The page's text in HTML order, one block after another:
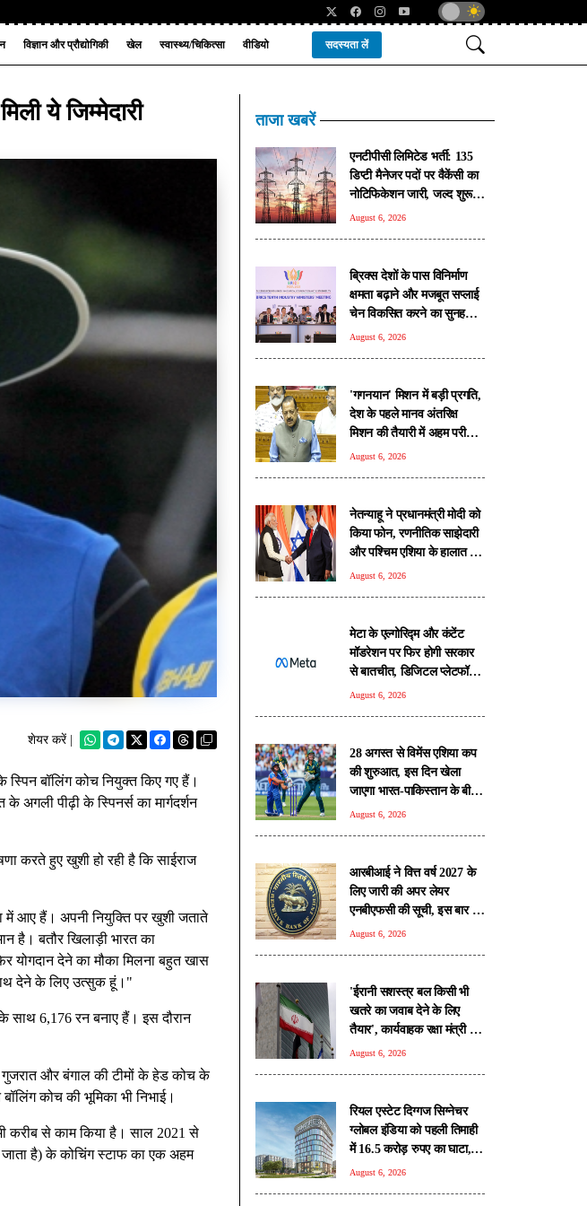
विज्ञान और प्रौद्योगिकी खेल स्वास्थ्य/चिकित्सा वीडियो सदस्यता लें
ये जिम्मेदारी
शेयर करें |
बॉलिंग कोच नियुक्त किए गए हैं।
अगली पीढ़ी के स्पिनर्स का मार्गदर्शन
करते हुए खुशी हो रही है कि साईराज
में आए हैं। अपनी नियुक्ति पर खुशी जताते
है। बतौर खिलाड़ी भारत का
योगदान देने का मौका मिलना बहुत खास
देने के लिए उत्सुक हूं।"
6,176 रन बनाए हैं। इस दौरान
गुजरात और बंगाल की टीमों के हेड कोच के
कोच की भूमिका भी निभाई।
करीब से काम किया है। साल 2021 से
है) के कोचिंग स्टाफ का एक अहम
ताजा खबरें
एनटीपीसी लिमिटेड भर्ती: 135
डिप्टी मैनेजर पदों पर वैकेंसी का
नोटिफिकेशन जारी, जल्द शुरू
होगी आवेदन प्रक्रिया
August 6, 2026
ब्रिक्स देशों के पास विनिर्माण
क्षमता बढ़ाने और मजबूत सप्लाई
चेन विकसित करने का सुनहरा
अवसर: पीयूष गोयल
August 6, 2026
'गगनयान' मिशन में बड़ी प्रगति,
देश के पहले मानव अंतरिक्ष
मिशन की तैयारी में अहम परीक्षण
पूरे: डॉ. जितेंद्र सिंह
August 6, 2026
नेतन्याहू ने प्रधानमंत्री मोदी को
क‍िया फोन, रणनीतिक साझेदारी
और पश्चिम एशिया के हालात पर
हुई चर्चा
August 6, 2026
मेटा के एल्गोरिद्म और कंटेंट
मॉडरेशन पर फिर होगी सरकार
से बातचीत, डिजिटल प्लेटफॉर्म्स
की बढ़ी निगरानी
August 6, 2026
28 अगस्त से विमेंस एशिया कप
की शुरुआत, इस दिन खेला
जाएगा भारत-पाकिस्तान के बीच
'हाईवोल्टेज मैच'
August 6, 2026
आरबीआई ने वित्त वर्ष 2027 के
लिए जारी की अपर लेयर
एनबीएफसी की सूची, इस बार 17
कंपनियां शामिल, टाटा संस पर
August 6, 2026
'ईरानी सशस्त्र बल किसी भी
खतरे का जवाब देने के लिए
तैयार', कार्यवाहक रक्षा मंत्री की
चेतावनी
August 6, 2026
रियल एस्टेट दिग्गज सिग्नेचर
ग्लोबल इंडिया को पहली तिमाही
में 16.5 करोड़ रुपए का घाटा,
रेवेन्यू भी घटा
August 6, 2026